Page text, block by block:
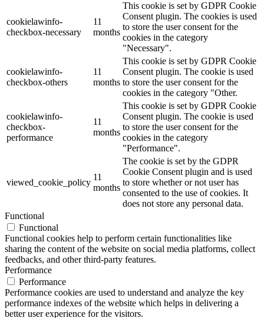
cookielawinfo-
checkbox-necessary
11
months
This cookie is set by GDPR Cookie
Consent plugin. The cookies is used
to store the user consent for the
cookies in the category
"Necessary".
cookielawinfo-
checkbox-others
11
months
This cookie is set by GDPR Cookie
Consent plugin. The cookie is used
to store the user consent for the
cookies in the category "Other.
cookielawinfo-
checkbox-
performance
11
months
This cookie is set by GDPR Cookie
Consent plugin. The cookie is used
to store the user consent for the
cookies in the category
"Performance".
viewed_cookie_policy
11
months
The cookie is set by the GDPR
Cookie Consent plugin and is used
to store whether or not user has
consented to the use of cookies. It
does not store any personal data.
Functional
Functional
Functional cookies help to perform certain functionalities like
sharing the content of the website on social media platforms, collect
feedbacks, and other third-party features.
Performance
Performance
Performance cookies are used to understand and analyze the key
performance indexes of the website which helps in delivering a
better user experience for the visitors.